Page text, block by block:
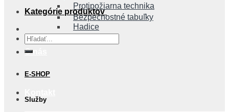
Protipožiarna technika
Bezpečnostné tabuľky
Hadice
O nás
Kategórie produktov
Hľadať:
E-SHOP
Služby